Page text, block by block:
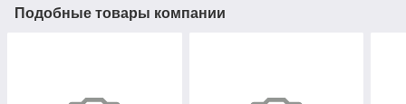
Подобные товары компании